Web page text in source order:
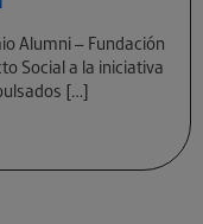
Alumni – Fundación
Social a la iniciativa
[…]